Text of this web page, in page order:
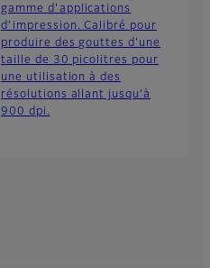
gamme d'applications
d'impression. Calibré pour
produire des gouttes d’une
taille de 30 picolitres pour
une utilisation à des
résolutions allant jusqu’à
900 dpi.